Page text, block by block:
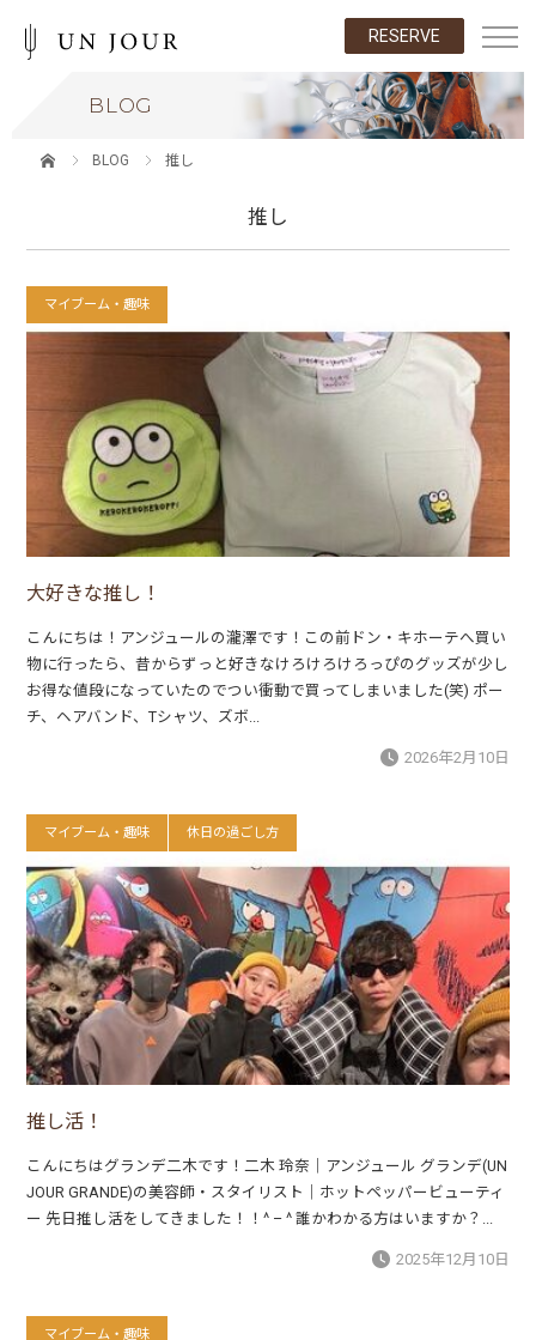
RESERVE
BLOG
BLOG 推し
推し
マイブーム・趣味
大好きな推し！
こんにちは！アンジュールの瀧澤です！この前ドン・キホーテへ買い
物に行ったら、昔からずっと好きなけろけろけろっぴのグッズが少し
お得な値段になっていたのでつい衝動で買ってしまいました(笑) ポー
チ、ヘアバンド、Tシャツ、ズボ...
2026年2月10日
マイブーム・趣味 休日の過ごし方
推し活！
こんにちはグランデ二木です！二木 玲奈｜アンジュール グランデ(UN
JOUR GRANDE)の美容師・スタイリスト｜ホットペッパービューティ
ー 先日推し活をしてきました！！^ – ^ 誰かわかる方はいますか？...
2025年12月10日
マイブーム・趣味